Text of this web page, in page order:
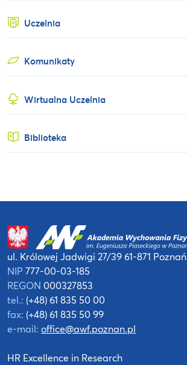
Uczelnia
Komunikaty
Wirtualna Uczelnia
Biblioteka
ul. Królowej Jadwigi 27/3961-871 Poznań
NIP 777-00-03-185
REGON 000327853
tel.: (+48) 61 835 50 00
fax: (+48) 61 835 50 99
e-mail: office@awf.poznan.pl
HR Excellence in Research